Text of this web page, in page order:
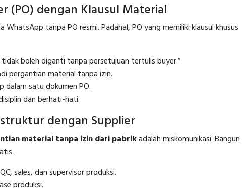
(PO) dengan Klausul Material
tanpa PO resmi. Padahal, PO yang memiliki klausul khusus
tidak boleh diganti tanpa persetujuan tertulis buyer.”
pergantian material tanpa izin.
dalam satu dokumen PO.
dan berhati-hati.
dengan Supplier
material tanpa izin dari pabrikadalah miskomunikasi. Bangun
sales, dan supervisor produksi.